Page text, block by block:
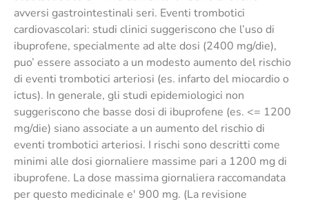
avversi gastrointestinali seri. Eventi trombotici
cardiovascolari: studi clinici suggeriscono che l’uso di
ibuprofene, specialmente ad alte dosi (2400 mg/die),
puo’ essere associato a un modesto aumento del rischio
di eventi trombotici arteriosi (es. infarto del miocardio o
ictus). In generale, gli studi epidemiologici non
suggeriscono che basse dosi di ibuprofene (es. <= 1200
mg/die) siano associate a un aumento del rischio di
eventi trombotici arteriosi. I rischi sono descritti come
minimi alle dosi giornaliere massime pari a 1200 mg di
ibuprofene. La dose massima giornaliera raccomandata
per questo medicinale e' 900 mg. (La revisione